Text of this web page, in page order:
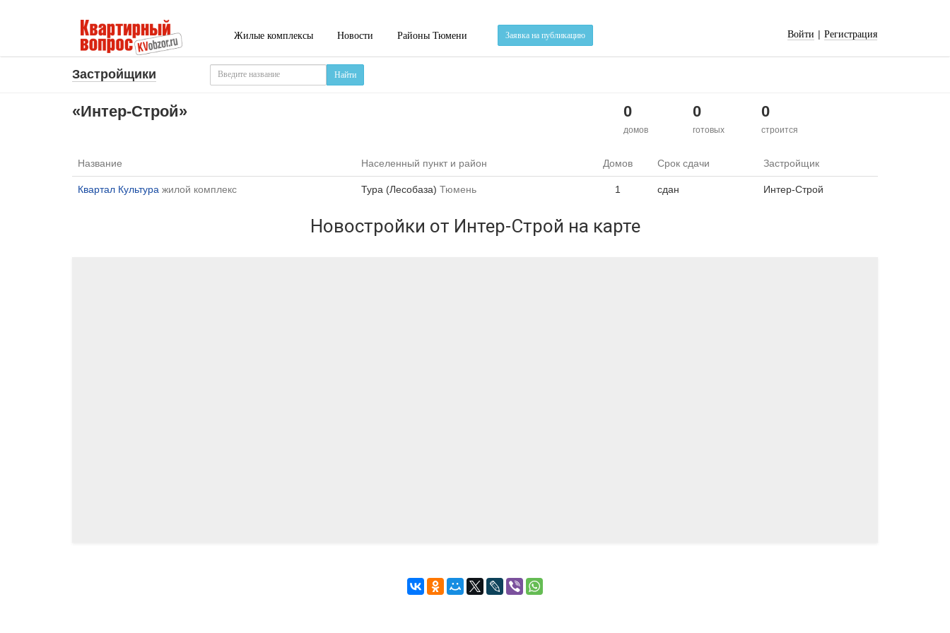
Жилые комплексы Новости Районы Тюмени Заявка на публикацию Войти | Регистрация
Застройщики Найти
«Интер-Строй» 0
домов
0
готовых
0
строится
Название Населенный пункт и район Домов Срок сдачи Застройщик
Квартал Культура жилой комплекс Тура (Лесобаза) Тюмень 1 сдан Интер-Строй
Новостройки от Интер-Строй на карте